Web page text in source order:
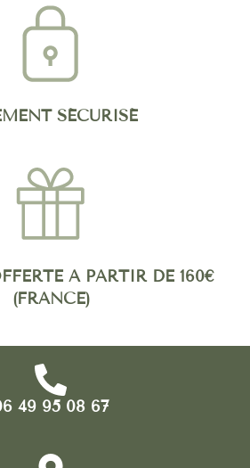
SÉCURISÉ
À PARTIR DE 160€
(FRANCE)
49 95 08 67